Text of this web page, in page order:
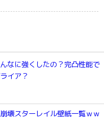
なに強くしたの？完凸性能で
イア？
壊スターレイル壁紙一覧ｗｗ